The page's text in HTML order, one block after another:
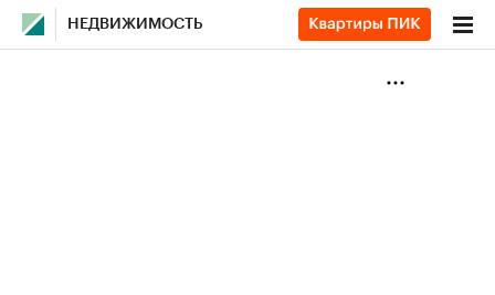
НЕДВИЖИМОСТЬ